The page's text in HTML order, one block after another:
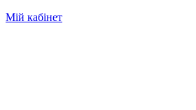
Мій кабінет